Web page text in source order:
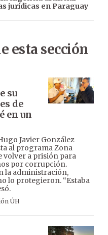
jurídicas en Paraguay
esta sección
su
de
en un
Javier González
al programa Zona
volver a prisión para
por corrupción.
la administración,
lo protegieron. “Estaba
ÚH